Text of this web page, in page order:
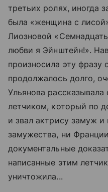
третьих ролях, иногда
была «женщина с
Лиозновой
любви я Эйнштейн!».
произносила эту фразу
продолжалось долго,
Ульянова
летчиком, который по
и звал актрису замуж
замужества, ни
документальные
написанные этим
уничтожила...